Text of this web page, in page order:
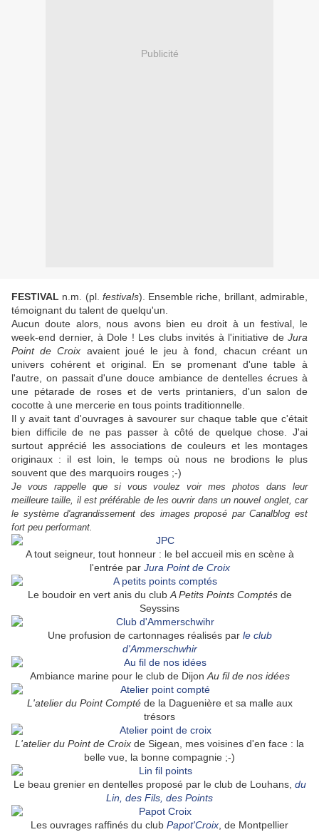
Publicité
FESTIVAL n.m. (pl. festivals). Ensemble riche, brillant, admirable,
témoignant du talent de quelqu'un.
Aucun doute alors, nous avons bien eu droit à un festival, le
week-end dernier, à Dole ! Les clubs invités à l'initiative de Jura
Point de Croix avaient joué le jeu à fond, chacun créant un
univers cohérent et original. En se promenant d'une table à
l'autre, on passait d'une douce ambiance de dentelles écrues à
une pétarade de roses et de verts printaniers, d'un salon de
cocotte à une mercerie en tous points traditionnelle.
Il y avait tant d'ouvrages à savourer sur chaque table que c'était
bien difficile de ne pas passer à côté de quelque chose. J'ai
surtout apprécié les associations de couleurs et les montages
originaux : il est loin, le temps où nous ne brodions le plus
souvent que des marquoirs rouges ;-)
Je vous rappelle que si vous voulez voir mes photos dans leur
meilleure taille, il est préférable de les ouvrir dans un nouvel onglet, car
le système d'agrandissement des images proposé par Canalblog est
fort peu performant.
A tout seigneur, tout honneur : le bel accueil mis en scène à
l'entrée par Jura Point de Croix
Le boudoir en vert anis du club A Petits Points Comptésde
Seyssins
Une profusion de cartonnages réalisés par le club
d'Ammerschwhir
Ambiance marine pour le club de Dijon Au fil de nos idées
L'atelier du Point Comptéde la Daguenière et sa malle aux
trésors
L'atelier du Point de Croix de Sigean, mes voisines d'en face : la
belle vue, la bonne compagnie ;-)
Le beau grenier en dentelles proposé par le club de Louhans, du
Lin, des Fils, des Points
Les ouvrages raffinés du club Papot'Croix , de Montpellier